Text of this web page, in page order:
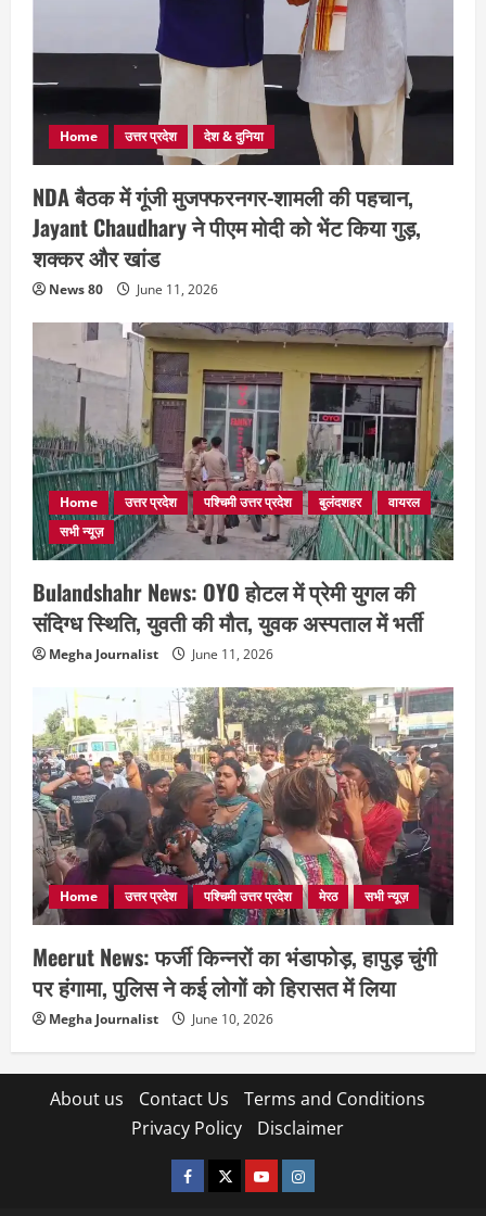
Home उत्तर प्रदेश देश & दुनिया
NDA बैठक में गूंजी मुजफ्फरनगर-शामली की पहचान,
Jayant Chaudhary ने पीएम मोदी को भेंट किया गुड़,
शक्कर और खांड
News 80 June 11, 2026
Home उत्तर प्रदेश पश्चिमी उत्तर प्रदेश बुलंदशहर
वायरल
सभी न्यूज़
Bulandshahr News: OYO होटल में प्रेमी युगल की
संदिग्ध स्थिति, युवती की मौत, युवक अस्पताल में भर्ती
Megha Journalist June 11, 2026
Home उत्तर प्रदेश पश्चिमी उत्तर प्रदेश मेरठ सभी न्यूज़
Meerut News: फर्जी किन्नरों का भंडाफोड़, हापुड़ चुंगी
पर हंगामा, पुलिस ने कई लोगों को हिरासत में लिया
Megha Journalist June 10, 2026
About us Contact Us
Terms and Conditions
Privacy Policy
Disclaimer
facebooktwitterYOUTUBE
instagram